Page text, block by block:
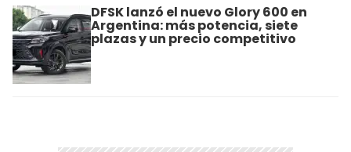
DFSK lanzó el nuevo Glory 600 en
Argentina: más potencia, siete
plazas y un precio competitivo